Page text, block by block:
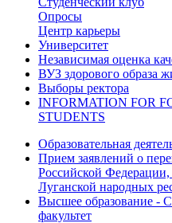
Опросы
Центр карьеры
Университет
Независимая оценка
ВУЗ здорового образа
Выборы ректора
INFORMATION FOR
STUDENTS
Образовательная
Прием заявлений о
Российской
Луганской народных
Высшее образование -
факультет